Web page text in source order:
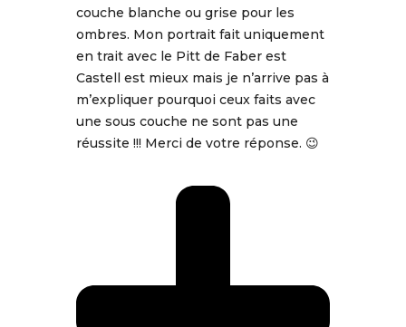
couche blanche ou grise pour les
ombres. Mon portrait fait uniquement
en trait avec le Pitt de Faber est
Castell est mieux mais je n’arrive pas à
m’expliquer pourquoi ceux faits avec
une sous couche ne sont pas une
réussite !!! Merci de votre réponse. 😉